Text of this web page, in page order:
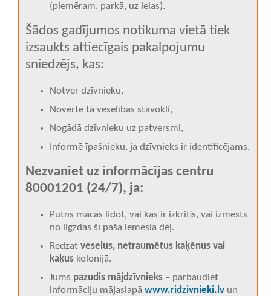
(piemēram, parkā, uz ielas).
Šādos gadījumos notikuma vietā tiek
izsaukts attiecīgais pakalpojumu
sniedzējs, kas:
Notver dzīvnieku,
Novērtē tā veselības stāvokli,
Nogādā dzīvnieku uz patversmi,
Informē īpašnieku, ja dzīvnieks ir identificējams.
Nezvaniet uz informācijas centru
80001201 (24/7), ja:
Putns mācās lidot, vai kas ir izkritis, vai izmests
no ligzdas šī paša iemesla dēļ.
Redzat veselus, netraumētus kaķēnus vai
kaķus kolonijā.
Jums pazudis mājdzīvnieks – pārbaudiet
informāciju mājaslapā www.ridzivnieki.lv un